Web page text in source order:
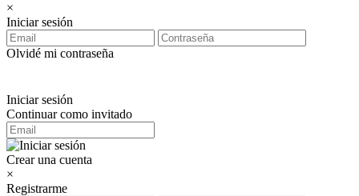
×
Iniciar sesión
Olvidé mi contraseña
Iniciar sesión
Continuar como invitado
Crear una cuenta
×
Registrarme